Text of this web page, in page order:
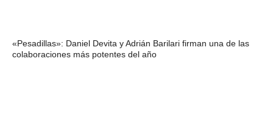
«Pesadillas»: Daniel Devita y Adrián Barilari firman una de las
colaboraciones más potentes del año